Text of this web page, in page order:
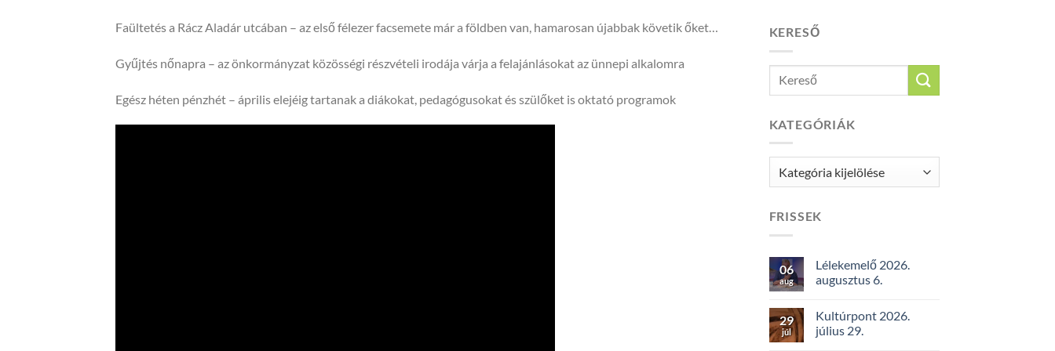
Faültetés a Rácz Aladár utcában – az első félezer facsemete már a földben van, hamarosan újabbak követik őket…
Gyűjtés nőnapra – az önkormányzat közösségi részvételi irodája várja a felajánlásokat az ünnepi alkalomra
Egész héten pénzhét – április elejéig tartanak a diákokat, pedagógusokat és szülőket is oktató programok
KERESŐ
KATEGÓRIÁK
Kategóriák
FRISSEK
06
aug
Lélekemelő 2026.
augusztus 6.
29
júl
Kultúrpont 2026.
július 29.